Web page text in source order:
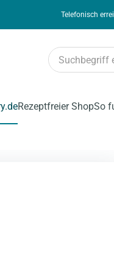
Telefonisch
Rezeptfreier ShopSo